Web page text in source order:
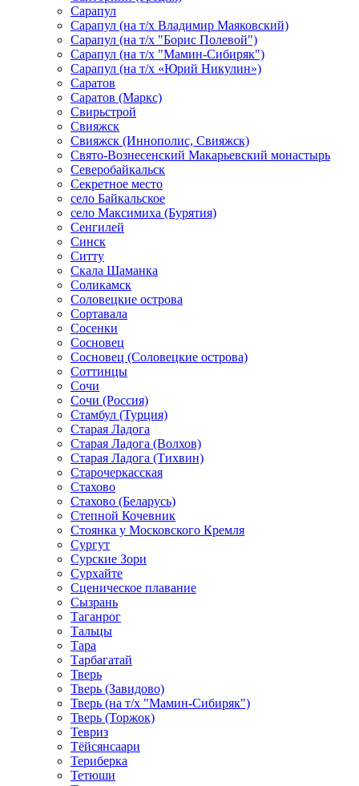
Сарапул
Сарапул (на т/х Владимир Маяковский)
Сарапул (на т/х "Борис Полевой")
Сарапул (на т/х "Мамин-Сибиряк")
Сарапул (на т/х «Юрий Никулин»)
Саратов
Саратов (Маркс)
Свирьстрой
Свияжск
Свияжск (Иннополис, Свияжск)
Свято-Вознесенский Макарьевский монастырь
Северобайкальск
Секретное место
село Байкальское
село Максимиха (Бурятия)
Сенгилей
Синск
Ситту
Скала Шаманка
Соликамск
Соловецкие острова
Сортавала
Сосенки
Сосновец
Сосновец (Соловецкие острова)
Соттинцы
Сочи
Сочи (Россия)
Стамбул (Турция)
Старая Ладога
Старая Ладога (Волхов)
Старая Ладога (Тихвин)
Старочеркасская
Стахово
Стахово (Беларусь)
Степной Кочевник
Стоянка у Московского Кремля
Сургут
Сурские Зори
Сурхайте
Сценическое плавание
Сызрань
Таганрог
Тальцы
Тара
Тарбагатай
Тверь
Тверь (Завидово)
Тверь (на т/х "Мамин-Сибиряк")
Тверь (Торжок)
Тевриз
Тёйсянсаари
Териберка
Тетюши